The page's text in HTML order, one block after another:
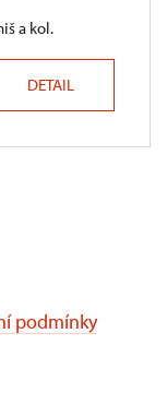
a kol.
DETAIL
podmínky